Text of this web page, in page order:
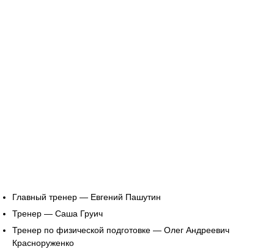
Главный тренер — Евгений Пашутин
Тренер — Саша Груич
Тренер по физической подготовке — Олег Андреевич
Красноруженко